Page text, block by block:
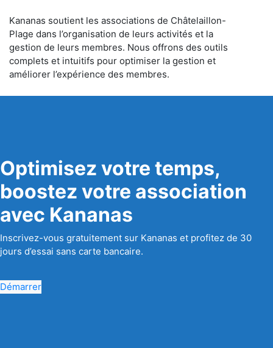
Kananas soutient les associations de Châtelaillon-
Plage dans l’organisation de leurs activités et la
gestion de leurs membres. Nous offrons des outils
complets et intuitifs pour optimiser la gestion et
améliorer l’expérience des membres.
Optimisez votre temps,
boostez votre association
avec Kananas
Inscrivez-vous gratuitement sur Kananas et profitez de 30
jours d’essai sans carte bancaire.
Démarrer